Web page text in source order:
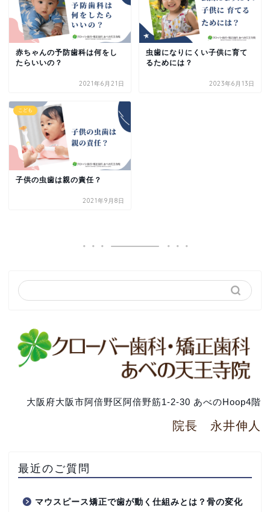
赤ちゃんの予防歯科は何をし
たらいいの？
2021年6月21日
虫歯になりにくい子供に育て
るためには？
2023年6月13日
こども
子供の虫歯は親の責任？
2021年9月8日
大阪府大阪市阿倍野区阿倍野筋1-2-30 あべのHoop4階
院長 永井伸人
最近のご質問
マウスピース矯正で歯が動く仕組みとは？骨の変化